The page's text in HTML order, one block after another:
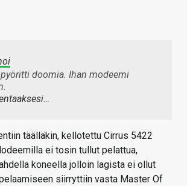
doomia. Ihan modeemi
täälläkin, kellotettu Cirrus 5422
ei tosin tullut pelattua,
koneella jolloin lagista ei ollut
siirryttiin vasta Master Of